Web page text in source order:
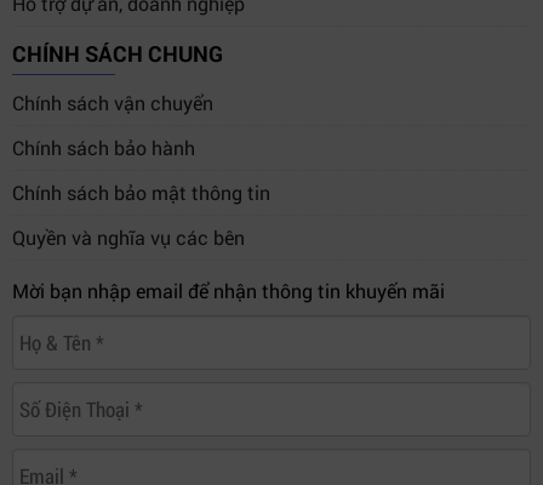
CHÍNH SÁCH CHUNG
Chính sách vận chuyển
Chính sách bảo hành
Chính sách bảo mật thông tin
Quyền và nghĩa vụ các bên
Mời bạn nhập email để nhận thông tin khuyến mãi